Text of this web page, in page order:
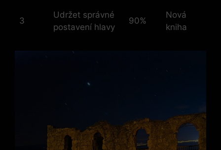
3
Udržet správné
postavení hlavy
90%
Nová
kniha